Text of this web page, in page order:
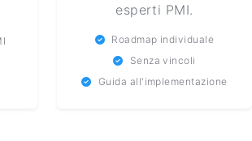
esperti PMI.
Roadmap individuale
Senza vincoli
Guida all'implementazione